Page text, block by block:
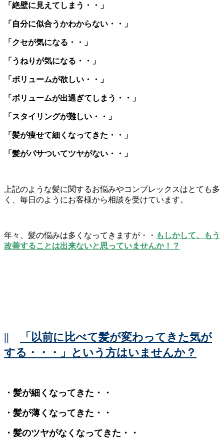
「絶壁に見えてしまう・・」
「自分に似合うかわからない・・」
「クセが気になる・・」
「うねりが気になる・・」
「ボリュームが欲しい・・」
「ボリュームが出過ぎてしまう・・」
「スタイリングが難しい・・」
「髪が痩せて細くなってきた・・」
「髪がパサついてツヤがない・・」
上記のような髪に関するお悩みやコンプレックスはとても多
く、毎日のようにお客様から相談を受けています。
年々、髪の悩みは多くなってきますが・・ もしかして、もう
改善することは出来ないと思っていませんか！？
||
「以前に比べて髪が変わってきた気が
する・・・」という方はいませんか？
・髪が細くなってきた・・
・髪が薄くなってきた・・
・髪のツヤがなくなってきた・・